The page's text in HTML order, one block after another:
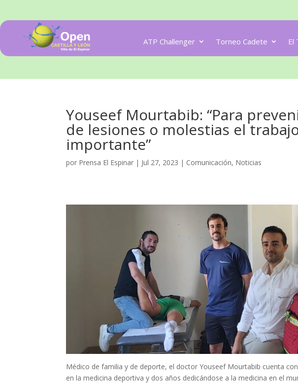
ATP Challenger Torneo Cadete El
Youseef Mourtabib: “Para
de lesiones o molestias el
importante”
por Prensa El Espinar | Jul 27, 2023 | Comunicación, Noticias
Médico de familia y de deporte, el doctor Youseef Mourtabib cuenta
en la medicina deportiva y dos años dedicándose a la medicina en el